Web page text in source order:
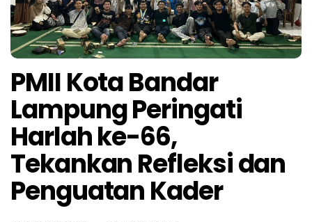
PMII Kota Bandar
Lampung Peringati
Harlah ke-66,
Tekankan Refleksi dan
Penguatan Kader